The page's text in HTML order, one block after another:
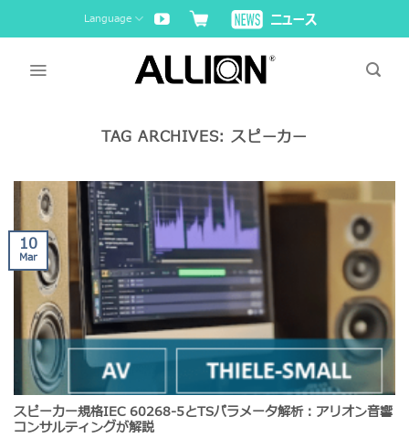
to
Language
TAG ARCHIVES:スピーカー
スピーカー規格IEC 60268-5とTSパラメータ解析：アリオン音響
コンサルティングが解説
10
Mar